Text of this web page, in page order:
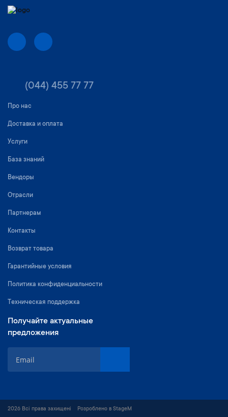
(044) 455 77 77
Про нас
Доставка и оплата
Услуги
База знаний
Вендоры
Отрасли
Партнерам
Контакты
Возврат товара
Гарантийные условия
Политика конфиденциальности
Техническая поддержка
Получайте актуальные
предложения
g
p
2026 Всі права захищені Розроблено в StageM